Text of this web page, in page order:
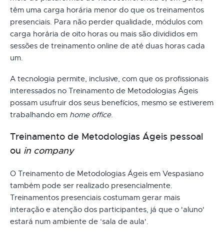
têm uma carga horária menor do que os treinamentos
presenciais. Para não perder qualidade, módulos com
carga horária de oito horas ou mais são divididos em
sessões de treinamento online de até duas horas cada
um.
A tecnologia permite, inclusive, com que os profissionais
interessados no Treinamento de Metodologias Ágeis
possam usufruir dos seus benefícios, mesmo se estiverem
trabalhando em home office.
Treinamento de Metodologias Ágeis pessoal
ou in company
O Treinamento de Metodologias Ágeis em Vespasiano
também pode ser realizado presencialmente.
Treinamentos presenciais costumam gerar mais
interação e atenção dos participantes, já que o 'aluno'
estará num ambiente de ‘sala de aula'.